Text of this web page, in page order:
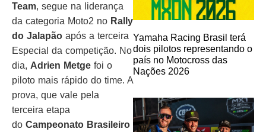
Team, segue na liderança
da categoria Moto2 no Rally
do Jalapão após a terceira
Especial da competição. No
dia, Adrien Metge foi o
piloto mais rápido do time. A
prova, que vale pela
terceira etapa
do Campeonato Brasileiro
Yamaha Racing Brasil terá
dois pilotos representando o
país no Motocross das
Nações 2026